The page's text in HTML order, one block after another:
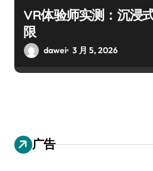
VR体验师实测：沉浸
限
dawei 3 月 5, 2026
广告